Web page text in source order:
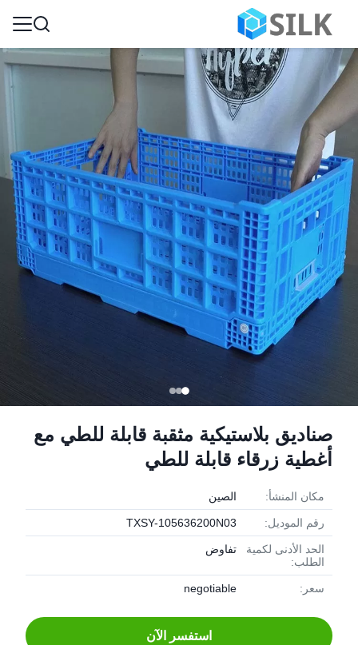
صناديق بلاستيكية مثقبة قابلة للطي مع
أغطية زرقاء قابلة للطي
مكان المنشأ: الصين
رقم الموديل: TXSY-105636200N03
الحد الأدنى لكمية
الطلب:
تفاوض
سعر: negotiable
استفسر الآن